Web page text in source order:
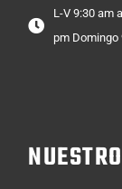
L-V 9:30 am
pm Domingo